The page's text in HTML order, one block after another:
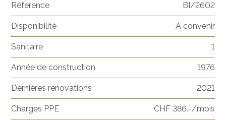
Référence BI/2602
Disponibilité A convenir
Sanitaire 1
Année de construction 1976
Dernières rénovations 2021
Charges PPE CHF 386.-/mois